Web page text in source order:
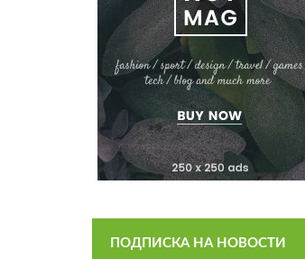
ПОДПИСКА НА НОВОСТИ